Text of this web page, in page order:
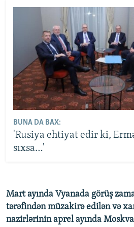
BUNA DA BAX:
'Rusiya ehtiyat edir ki,
sıxsa…'
Mart ayında Vyanada görüş
tərəfindən müzakirə edilən və
nazirlərinin aprel ayında